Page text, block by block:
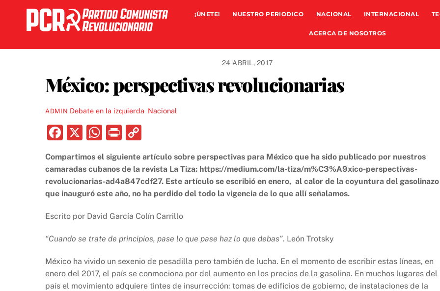
content
¡ÚNETE! NUESTRO PERIODICO NACIONAL INTERNACIONAL
ACERCA DE NOSOTROS
24 ABRIL, 2017
México: perspectivas revolucionarias
ADMIN Debate en la izquierda Nacional
F
c
e
b
o
k
X
W
at
s
A
p
P
nt p
y
Li
n
Compartimos el siguiente artículo sobre perspectivas para México que ha sido publicado por nuestros
camaradas cubanos de la revista La Tiza: https://medium.com/la-tiza/m%C3%A9xico-perspectivas-
revolucionarias-ad4a847cdf27. Este artículo se escribió en enero, al calor de la coyuntura del gasolinazo
que inauguró este año, no ha perdido del todo la vigencia de lo que allí señalamos.
Escrito por David García Colín Carrillo
“Cuando se trate de principios, pase lo que pase haz lo que debas”. León Trotsky
México ha vivido un sexenio de pesadilla pero también de lucha. En el momento de escribir estas líneas, en
enero del 2017, el país se conmociona por del aumento en los precios de la gasolina. En muchos lugares del
país el movimiento adquiere tintes de insurrección: tomas de edificios de gobierno, de instalaciones de la